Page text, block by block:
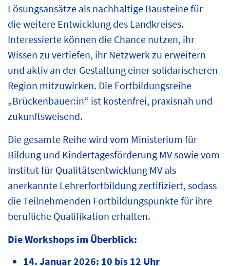
Lösungsansätze als nachhaltige Bausteine für
die weitere Entwicklung des Landkreises.
Interessierte können die Chance nutzen, ihr
Wissen zu vertiefen, ihr Netzwerk zu erweitern
und aktiv an der Gestaltung einer solidarischeren
Region mitzuwirken. Die Fortbildungsreihe
„Brückenbauer:in“ ist kostenfrei, praxisnah und
zukunftsweisend.
Die gesamte Reihe wird vom Ministerium für
Bildung und Kindertagesförderung MV sowie vom
Institut für Qualitätsentwicklung MV als
anerkannte Lehrerfortbildung zertifiziert, sodass
die Teilnehmenden Fortbildungspunkte für ihre
berufliche Qualifikation erhalten.
Die Workshops im Überblick:
14. Januar 2026: 10 bis 12 Uhr